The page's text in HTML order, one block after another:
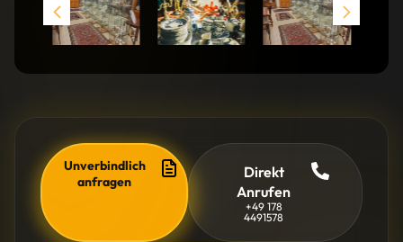
Unverbindlich
anfragen
Direkt
Anrufen
+49 178
4491578